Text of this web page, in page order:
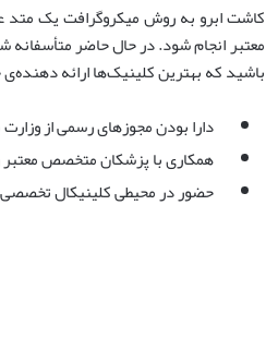
کاشت ابرو به روش میکروگرافت یک متد
معتبر انجام شود. در حال حاضر
باشید که بهترین کلینیک‌ها ارائه
دارا بودن مجوزهای رسمی از
همکاری با پزشکان متخصص
حضور در محیطی کلینیکال تخصصی